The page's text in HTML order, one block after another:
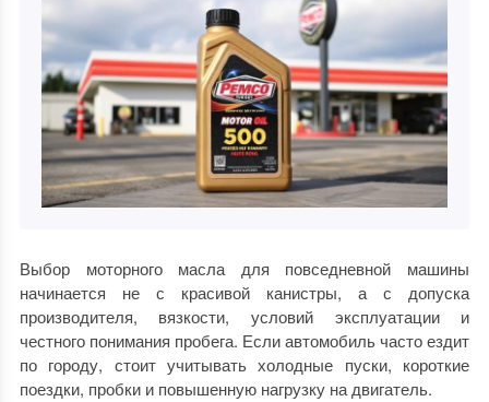
Выбор моторного масла для повседневной машины
начинается не с красивой канистры, а с допуска
производителя, вязкости, условий эксплуатации и
честного понимания пробега. Если автомобиль часто ездит
по городу, стоит учитывать холодные пуски, короткие
поездки, пробки и повышенную нагрузку на двигатель.